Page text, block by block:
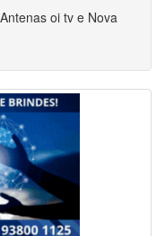
oi tv e Nova